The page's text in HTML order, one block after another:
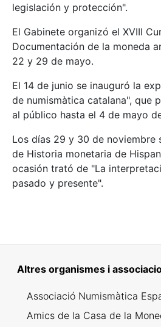
legislación y protección".
El Gabinete organizó el XVIII
Documentación de la moneda
22 y 29 de mayo.
El 14 de junio se inauguró la
de numismàtica catalana", que
al público hasta el 4 de mayo
Los días 29 y 30 de noviembre
de Historia monetaria de
ocasión trató de "La
pasado y presente".
Altres organismes i
Associació Numismàtica
Amics de la Casa de la